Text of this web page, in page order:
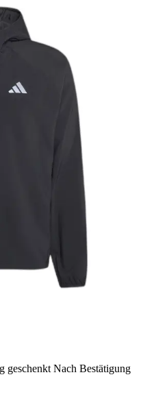
geschenkt Nach Bestätigung